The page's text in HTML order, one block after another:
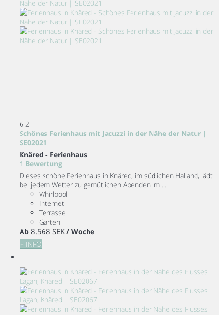
6 2
Schönes Ferienhaus mit Jacuzzi in der Nähe der Natur |
SE02021
Knäred - Ferienhaus
1 Bewertung
Dieses schöne Ferienhaus in Knäred, im südlichen Halland, lädt
bei jedem Wetter zu gemütlichen Abenden im ...
Whirlpool
Internet
Terrasse
Garten
Ab 8.568 SEK / Woche
+ INFO